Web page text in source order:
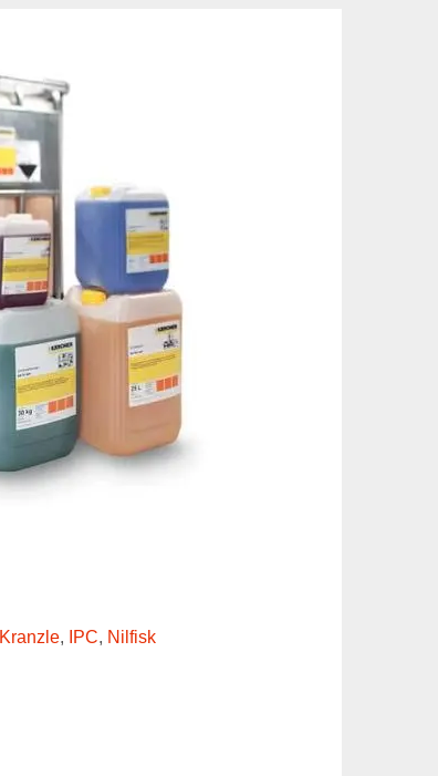
Kranzle, IPC, Nilfisk